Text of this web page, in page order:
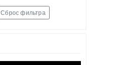
Сброс фильтра